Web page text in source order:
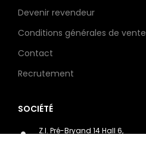
Devenir revendeur
Conditions générales de vente
Contact
Recrutement
SOCIÉTÉ
Z.I. Pré-Bryand 14 Hall 6,